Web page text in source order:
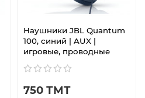
Наушники JBL Quantum
100, синий | AUX |
игровые, проводные
750 ТМТ